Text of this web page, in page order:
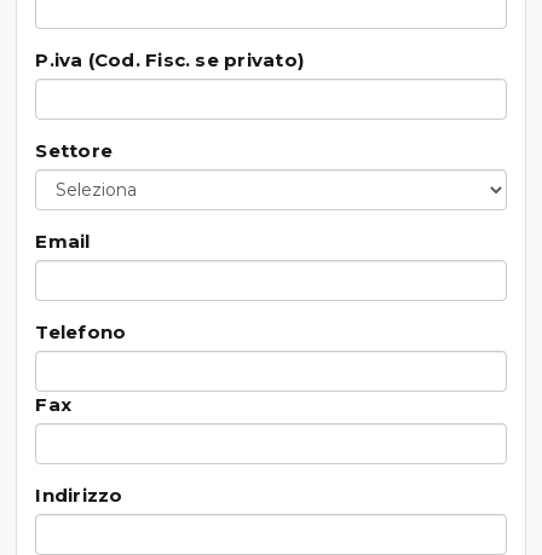
P.iva (Cod. Fisc. se privato)
Settore
Email
Telefono
Fax
Indirizzo